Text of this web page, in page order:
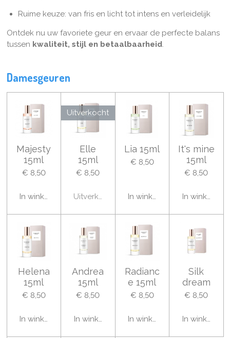
Ruime keuze: van fris en licht tot intens en verleidelijk
Ontdek nu uw favoriete geur en ervaar de perfecte balans
tussen kwaliteit, stijl en betaalbaarheid.
Damesgeuren
Majesty
15ml
€ 8,50
In winkelwagen
Uitverkocht
Elle
15ml
€ 8,50
Uitverkocht
Lia 15ml
€ 8,50
In winkelwagen
It's mine
15ml
€ 8,50
In
Helena
15ml
€ 8,50
In winkelwagen
Andrea
15ml
€ 8,50
In winkelwagen
Radianc
e 15ml
€ 8,50
In winkelwagen
Silk
dream
€ 8,50
In